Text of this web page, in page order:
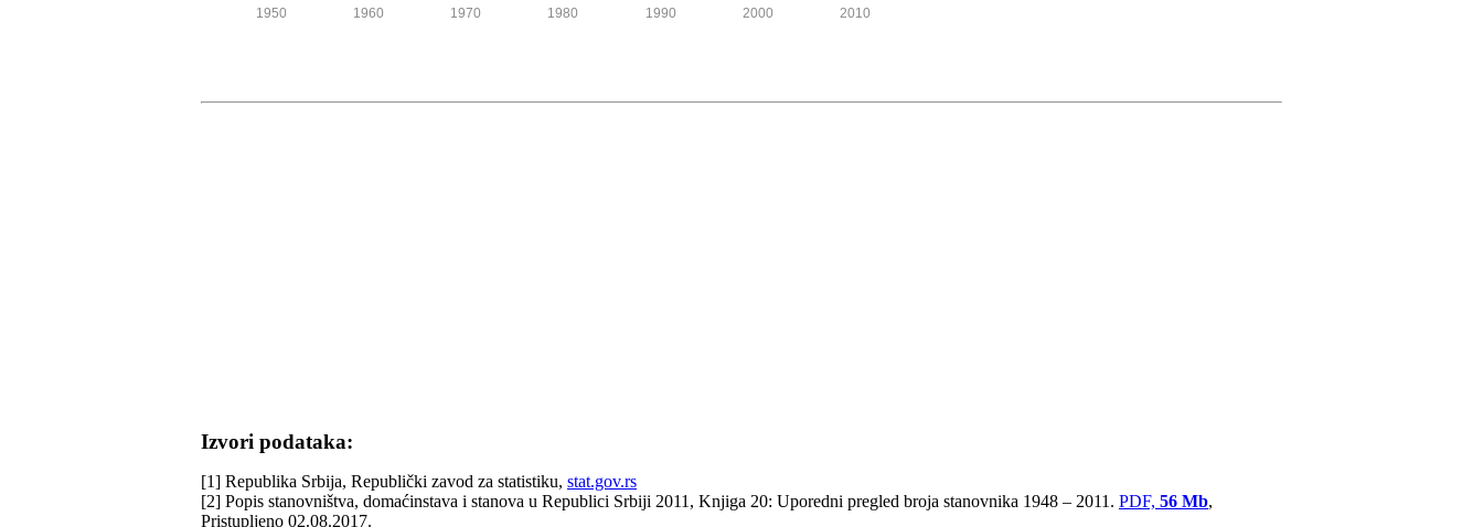
2010
2000
1990
1980
1970
1960
1950
Izvori podataka:
[1] Republika Srbija, Republički zavod za statistiku, stat.gov.rs
[2] Popis stanovništva, domaćinstava i stanova u Republici Srbiji 2011, Knjiga 20: Uporedni pregled broja stanovnika 1948 – 2011. PDF, 56 Mb,
Pristupljeno 02.08.2017.